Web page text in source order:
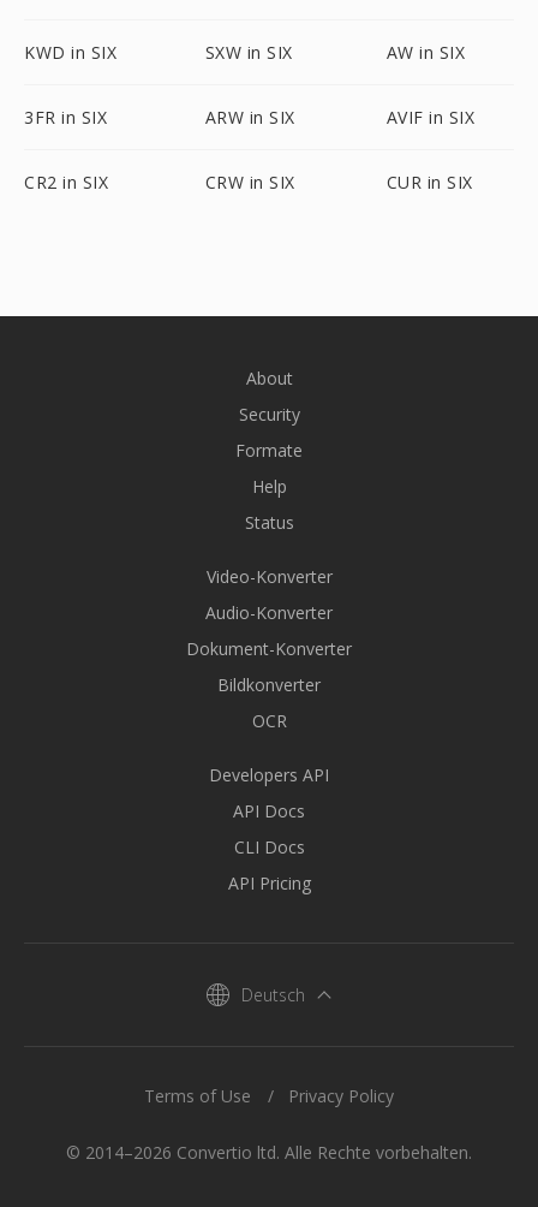
KWD in SIX SXW in SIX AW in SIX
3FR in SIX ARW in SIX AVIF in SIX
CR2 in SIX CRW in SIX CUR in SIX
About
Security
Formate
Help
Status
Video-Konverter
Audio-Konverter
Dokument-Konverter
Bildkonverter
OCR
Developers API
API Docs
CLI Docs
API Pricing
Deutsch
© 2014–2026 Convertio ltd. Alle Rechte vorbehalten.
Terms of Use Privacy Policy